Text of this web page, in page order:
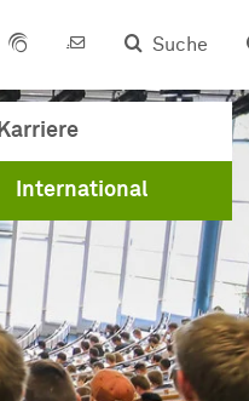
Suche
Karriere
International